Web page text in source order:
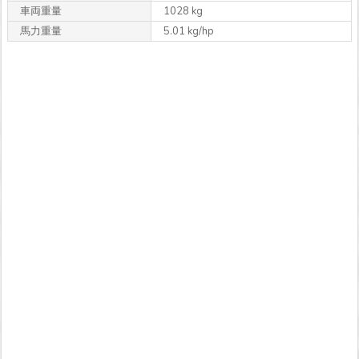
車両重量
1028 kg
馬力重量
5.01 kg/hp